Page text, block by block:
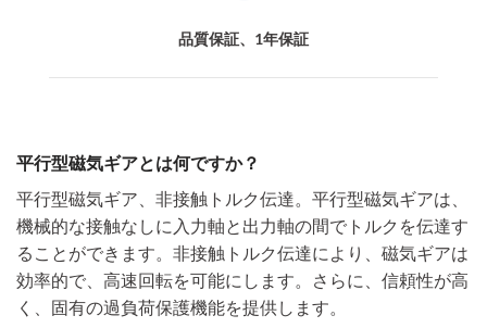
品質保証、1年保証
平行型磁気ギアとは何ですか？
平行型磁気ギア、非接触トルク伝達。平行型磁気ギアは、
機械的な接触なしに入力軸と出力軸の間でトルクを伝達す
ることができます。非接触トルク伝達により、磁気ギアは
効率的で、高速回転を可能にします。さらに、信頼性が高
く、固有の過負荷保護機能を提供します。